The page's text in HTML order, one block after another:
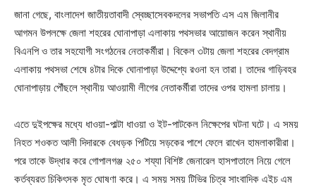
জানা গেছে, বাংলাদেশ জাতীয়তাবাদী স্বেচ্ছাসেবকদলের সভাপতি এস এম জিলানীর
আগমন উপলক্ষে জেলা শহরের ঘোনাপাড়া এলাকায় পথসভার আয়োজন করেন স্থানীয়
বিএনপি ও তার সহযোগী সংগঠনের নেতাকর্মীরা। বিকেল ৩টায় জেলা শহরের বেদগ্রাম
এলাকায় পথসভা শেষে ৪টার দিকে ঘোনাপাড়া উদ্দেশ্যে রওনা হন তারা। তাদের গাড়িবহর
ঘোনাপাড়ায় পৌঁছলে স্থানীয় আওয়ামী লীগের নেতাকর্মীরা তাদের ওপর হামলা চালায়।
এতে দুইপক্ষের মধ্যে ধাওয়া-পাল্টা ধাওয়া ও ইট-পাটকেল নিক্ষেপের ঘটনা ঘটে। এ সময়
নিহত শওকত আলী দিদারকে বেধড়ক পিটিয়ে সড়কের পাশে ফেলে রাখেন হামলাকারীরা।
পরে তাকে উদ্ধার করে গোপালগঞ্জ ২৫০ শয্যা বিশিষ্ট জেনারেল হাসপাতালে নিয়ে গেলে
কর্তব্যরত চিকিৎসক মৃত ঘোষণা করে। এ সময় সময় টিভির চিত্র সাংবাদিক এইচ এম